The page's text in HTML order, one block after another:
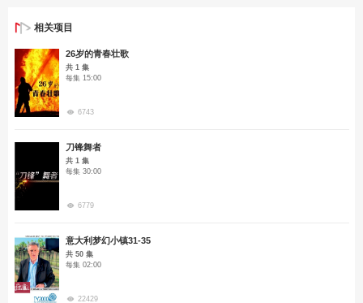
相关项目
26岁的青春壮歌
共 1 集
每集 15:00
6743
刀锋舞者
共 1 集
每集 30:00
6779
意大利梦幻小镇31-35
共 50 集
每集 02:00
22429